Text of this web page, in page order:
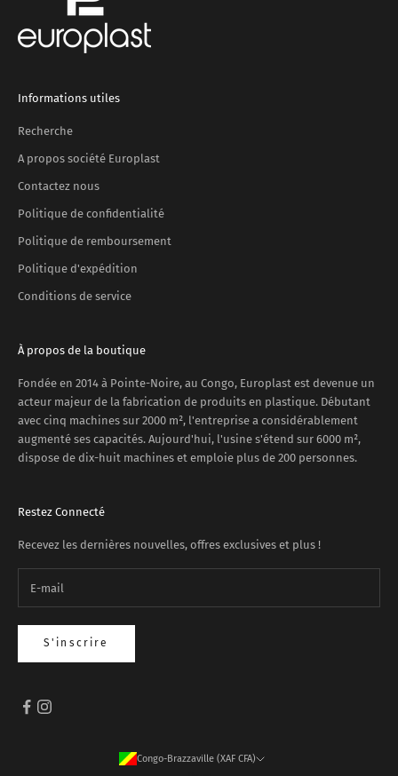
Informations utiles
Recherche
A propos société Europlast
Contactez nous
Politique de confidentialité
Politique de remboursement
Politique d'expédition
Conditions de service
À propos de la boutique
Fondée en 2014 à Pointe-Noire, au Congo, Europlast est devenue un
acteur majeur de la fabrication de produits en plastique. Débutant
avec cinq machines sur 2000 m², l'entreprise a considérablement
augmenté ses capacités. Aujourd'hui, l'usine s'étend sur 6000 m²,
dispose de dix-huit machines et emploie plus de 200 personnes.
Restez Connecté
Recevez les dernières nouvelles, offres exclusives et plus !
S'inscrire
Congo-Brazzaville (XAF CFA)